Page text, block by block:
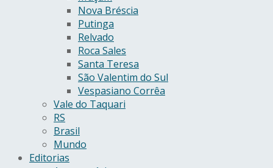
Nova Bréscia
Putinga
Relvado
Roca Sales
Santa Teresa
São Valentim do Sul
Vespasiano Corrêa
Vale do Taquari
RS
Brasil
Mundo
Editorias